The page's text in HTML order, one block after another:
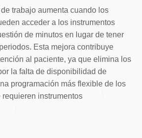
trabajo aumenta cuando los
acceder a los instrumentos
de minutos en lugar de tener
Esta mejora contribuye
al paciente, ya que elimina los
la falta de disponibilidad de
programación más flexible de los
instrumentos